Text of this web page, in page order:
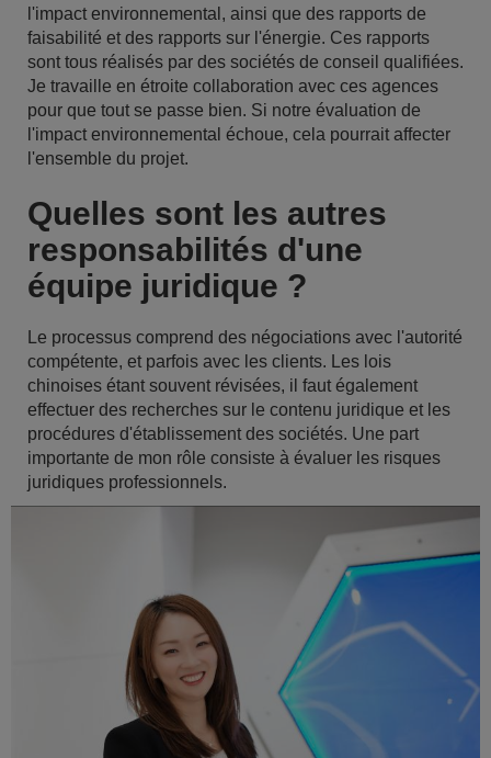
l'impact environnemental, ainsi que des rapports de
faisabilité et des rapports sur l'énergie. Ces rapports
sont tous réalisés par des sociétés de conseil qualifiées.
Je travaille en étroite collaboration avec ces agences
pour que tout se passe bien. Si notre évaluation de
l'impact environnemental échoue, cela pourrait affecter
l'ensemble du projet.
Quelles sont les autres
responsabilités d'une
équipe juridique ?
Le processus comprend des négociations avec l'autorité
compétente, et parfois avec les clients. Les lois
chinoises étant souvent révisées, il faut également
effectuer des recherches sur le contenu juridique et les
procédures d'établissement des sociétés. Une part
importante de mon rôle consiste à évaluer les risques
juridiques professionnels.